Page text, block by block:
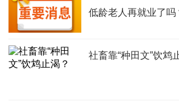
低龄老人再就业了吗
社畜靠“种田文”饮鸩